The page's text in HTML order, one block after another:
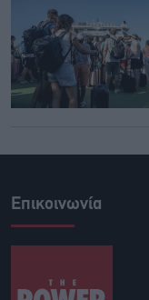
Επικοινωνία